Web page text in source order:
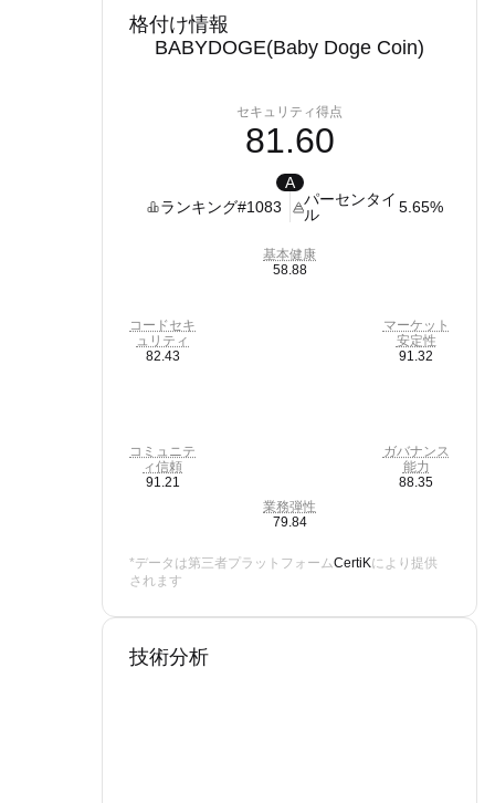
格付け情報
BABYDOGE(Baby Doge Coin)
セキュリティ得点
81.60
A
ランキング#1083
パーセンタイ
ル
5.65%
基本健康
58.88
コードセキ
ュリティ
82.43
コミュニテ
ィ信頼
91.21
業務弾性
79.84
ガバナンス
能力
88.35
マーケット
安定性
91.32
*データは第三者プラットフォームCertiKにより提供
されます
技術分析